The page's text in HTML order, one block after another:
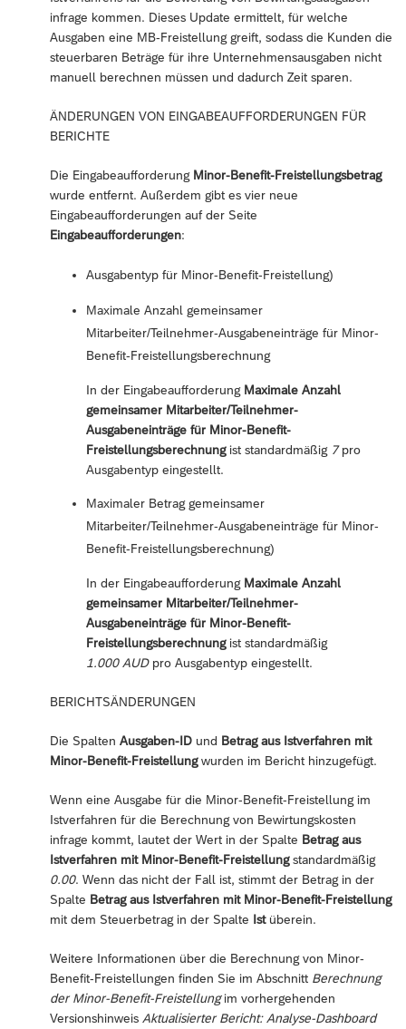
infrage kommen. Dieses Update ermittelt, für welche
Ausgaben eine MB-Freistellung greift, sodass die Kunden die
steuerbaren Beträge für ihre Unternehmensausgaben nicht
manuell berechnen müssen und dadurch Zeit sparen.
ÄNDERUNGEN VON EINGABEAUFFORDERUNGEN FÜR
BERICHTE
Die Eingabeaufforderung Minor-Benefit-Freistellungsbetrag
wurde entfernt. Außerdem gibt es vier neue
Eingabeaufforderungen auf der Seite
Eingabeaufforderungen:
Ausgabentyp für Minor-Benefit-Freistellung)
Maximale Anzahl gemeinsamer
Mitarbeiter/Teilnehmer-Ausgabeneinträge für Minor-
Benefit-Freistellungsberechnung
In der Eingabeaufforderung Maximale Anzahl
gemeinsamer Mitarbeiter/Teilnehmer-
Ausgabeneinträge für Minor-Benefit-
Freistellungsberechnungist standardmäßig 7pro
Ausgabentyp eingestellt.
Maximaler Betrag gemeinsamer
Mitarbeiter/Teilnehmer-Ausgabeneinträge für Minor-
Benefit-Freistellungsberechnung)
In der Eingabeaufforderung Maximale Anzahl
gemeinsamer Mitarbeiter/Teilnehmer-
Ausgabeneinträge für Minor-Benefit-
Freistellungsberechnungist standardmäßig
1.000 AUDpro Ausgabentyp eingestellt.
BERICHTSÄNDERUNGEN
Die Spalten Ausgaben-ID und Betrag aus Istverfahren mit
Minor-Benefit-Freistellungwurden im Bericht hinzugefügt.
Wenn eine Ausgabe für die Minor-Benefit-Freistellung im
Istverfahren für die Berechnung von Bewirtungskosten
infrage kommt, lautet der Wert in der Spalte Betrag aus
Istverfahren mit Minor-Benefit-Freistellungstandardmäßig
0.00. Wenn das nicht der Fall ist, stimmt der Betrag in der
Spalte Betrag aus Istverfahren mit Minor-Benefit-Freistellung
mit dem Steuerbetrag in der Spalte Istüberein.
Weitere Informationen über die Berechnung von Minor-
Benefit-Freistellungen finden Sie im Abschnitt Berechnung
der Minor-Benefit-Freistellungim vorhergehenden
Versionshinweis Aktualisierter Bericht: Analyse-Dashboard